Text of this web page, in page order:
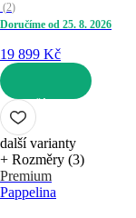
(2)
Doručíme od 25. 8. 2026
19 899 Kč
DO KOŠÍKU
další varianty
+ Rozměry (3)
Premium
Pappelina